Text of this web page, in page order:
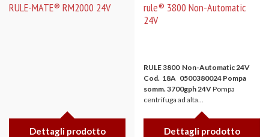
RULE-MATE® RM2000 24V
Dettagli prodotto
rule® 3800 Non-Automatic
24V
RULE 3800 Non-Automatic 24V
Cod. 18A 0500380024 Pompa
somm. 3700gph 24VPompa
centrifuga ad alta...
Dettagli prodotto